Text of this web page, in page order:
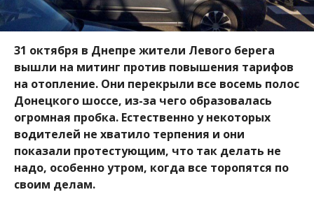
31 октября в Днепре жители Левого берега
вышли на митинг против повышения тарифов
на отопление. Они перекрыли все восемь полос
Донецкого шоссе, из-за чего образовалась
огромная пробка. Естественно у некоторых
водителей не хватило терпения и они
показали протестующим, что так делать не
надо, особенно утром, когда все торопятся по
своим делам.